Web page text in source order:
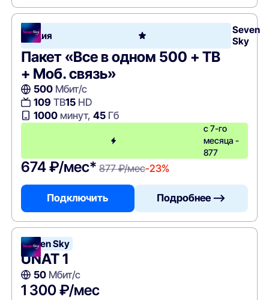
Акция
Seven
Sky
Пакет «Все в одном 500 + ТВ
+ Моб. связь»
500Мбит/с
109 ТВ15HD
1000минут, 45Гб
с 7-го
месяца -
877
674 ₽/мес* 877 ₽/мес-23%
Подключить Подробнее —>
Seven Sky
UNAT 1
50Мбит/с
1 300 ₽/мес